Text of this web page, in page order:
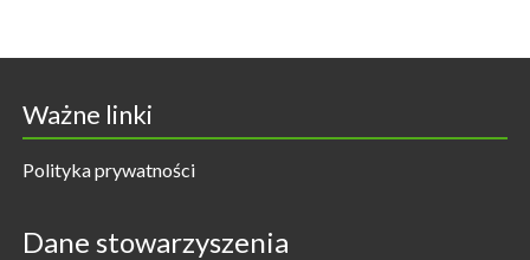
Ważne linki
Polityka prywatności
Dane stowarzyszenia